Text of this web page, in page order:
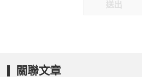
送出
關聯文章